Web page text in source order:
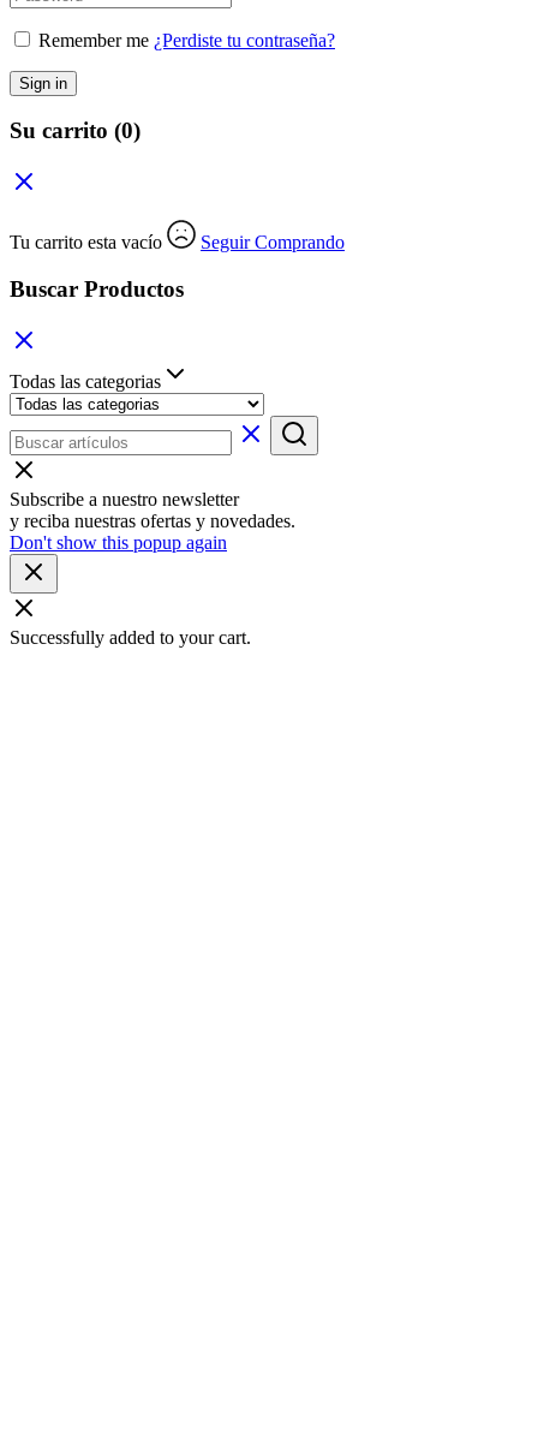
Remember me ¿Perdiste tu contraseña?
Sign in
Su carrito (0)
Tu carrito esta vacío Seguir Comprando
Buscar Productos
Todas las categorias
Subscribe a nuestro newsletter
y reciba nuestras ofertas y novedades.
Don't show this popup again
Successfully added to your cart.